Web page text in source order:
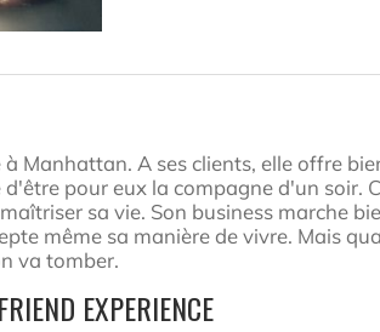
Manhattan. A ses clients, elle offre
d'être pour eux la compagne d'un soir.
sa vie. Son business marche
même sa manière de vivre. Mais
va tomber.
EXPERIENCE